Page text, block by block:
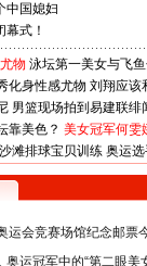
中国媳妇
式！
物 泳坛第一美女与飞
化身性感尤物 刘翔应该
男篮现场拍到易建联绯
靠美色？ 美女冠军何雯
沙滩排球宝贝训练 奥运
运会竞赛场馆纪念邮票
运冠军中的“第二眼美